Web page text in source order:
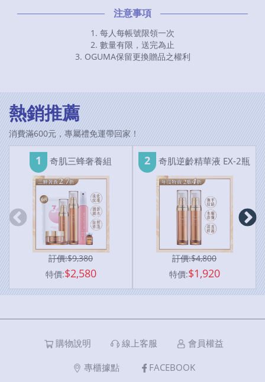
注意事項
1. 每人每帳號限領一次
2. 數量有限，送完為止
3. OGUMA保留更換贈品之權利
熱銷推薦
消費滿600元，專屬禮免運帶回家！
1 奇肌三蜂奢養組
訂價:$9,380
特價:$2,580
2 奇肌逆齡精華液 EX-2瓶
訂價:$4,800
特價:$1,920
購物說明 線上客服 會員權益
專櫃據點 FACEBOOK